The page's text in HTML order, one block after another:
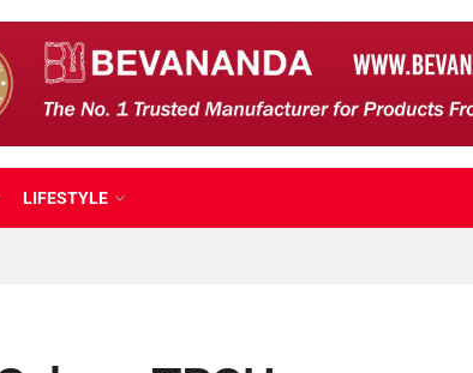
LIFESTYLE